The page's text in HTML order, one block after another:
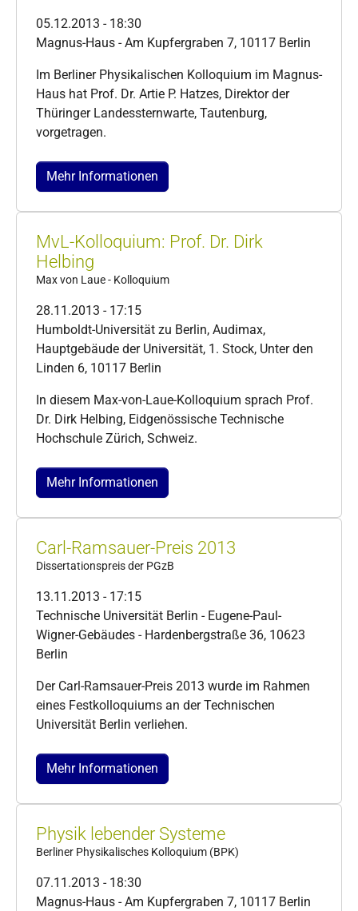
05.12.2013 - 18:30
Magnus-Haus - Am Kupfergraben 7, 10117 Berlin
Im Berliner Physikalischen Kolloquium im Magnus-
Haus hat Prof. Dr. Artie P. Hatzes, Direktor der
Thüringer Landessternwarte, Tautenburg,
vorgetragen.
Mehr Informationen
MvL-Kolloquium: Prof. Dr. Dirk
Helbing
Max von Laue - Kolloquium
28.11.2013 - 17:15
Humboldt-Universität zu Berlin, Audimax,
Hauptgebäude der Universität, 1. Stock, Unter den
Linden 6, 10117 Berlin
In diesem Max-von-Laue-Kolloquium sprach Prof.
Dr. Dirk Helbing, Eidgenössische Technische
Hochschule Zürich, Schweiz.
Mehr Informationen
Carl-Ramsauer-Preis 2013
Dissertationspreis der PGzB
13.11.2013 - 17:15
Technische Universität Berlin - Eugene-Paul-
Wigner-Gebäudes - Hardenbergstraße 36, 10623
Berlin
Der Carl-Ramsauer-Preis 2013 wurde im Rahmen
eines Festkolloquiums an der Technischen
Universität Berlin verliehen.
Mehr Informationen
Physik lebender Systeme
Berliner Physikalisches Kolloquium (BPK)
07.11.2013 - 18:30
Magnus-Haus - Am Kupfergraben 7, 10117 Berlin